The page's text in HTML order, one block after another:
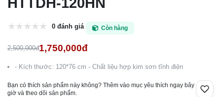
0 đánh giá Còn hàng
2,500,000đ1,750,000đ
- Kích thước: 120*76 cm - Chất liệu hợp kim sơn tĩnh điện
Bạn có thích sản phẩm này không? Thêm vào mục yêu thích ngay bây
giờ và theo dõi sản phẩm.